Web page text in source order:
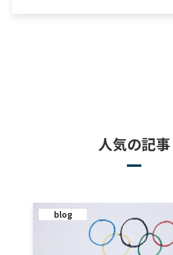
人気の記事
blog